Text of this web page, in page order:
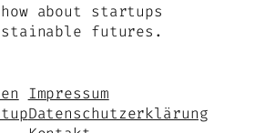
about startups
futures.
Impressum
Datenschutzerklärung